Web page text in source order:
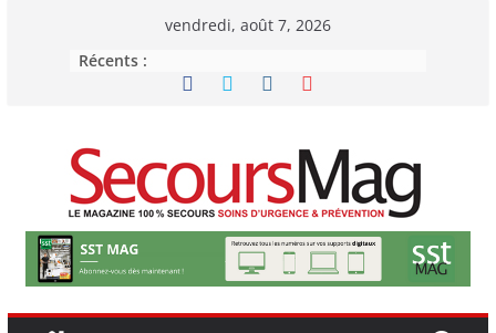
vendredi, août 7, 2026
Récents :